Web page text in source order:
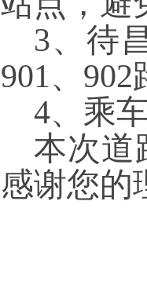
3、待
901、 902
4、乘
本次道
感谢您的